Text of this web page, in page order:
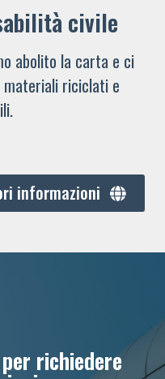
civile
abolito la carta e ci
materiali riciclati e
informazioni
richiedere